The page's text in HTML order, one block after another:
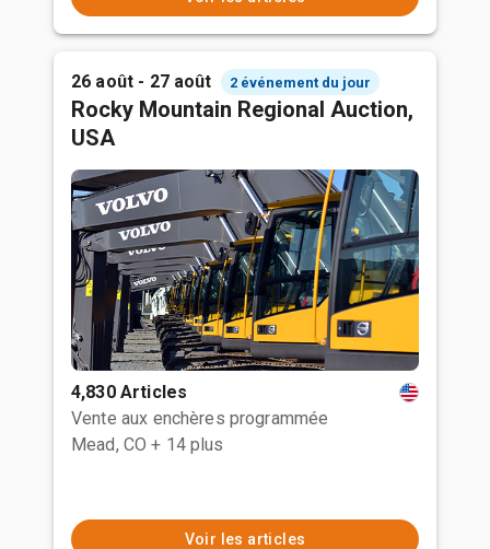
26 août - 27 août 2 événement du jour
Rocky Mountain Regional Auction,
USA
4,830 Articles
Vente aux enchères programmée
Mead, CO + 14 plus
Voir les articles